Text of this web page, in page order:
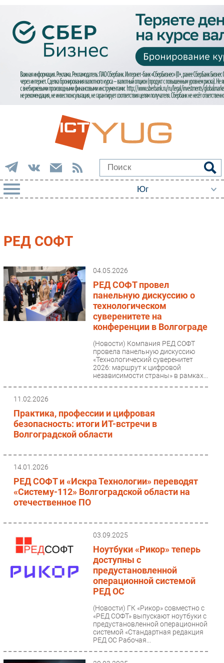
Импорто­замещение
Автоматизация Промышленности
Интернет
Мобильная связь
Фиксированная связь
Интеграция
Рынок ПК
Регулирование
Финансы
CIO/Управление ИТ
Гаджеты
РАЗДЕЛЫ
Новости
Аналитика
Тестовый стенд
РЕД СОФТ
04.05.2026
РЕД СОФТ провел
панельную дискуссию о
технологическом
суверенитете на
конференции в Волгограде
(Новости) Компания РЕД СОФТ
провела панельную дискуссию
«Технологический суверенитет
2026: маршрут к цифровой
независимости страны» в рамках...
11.02.2026
Практика, профессии и цифровая
безопасность: итоги ИТ-встречи в
Волгоградской области
14.01.2026
РЕД СОФТ и «Искра Технологии» переводят
«Систему-112» Волгоградской области на
отечественное ПО
03.09.2025
Ноутбуки «Рикор» теперь
доступны с
предустановленной
операционной системой
РЕД ОС
(Новости) ГК «Рикор» совместно с
«РЕД СОФТ» выпускают ноутбуки с
предустановленной операционной
системой «Стандартная редакция
РЕД ОС Рабочая...